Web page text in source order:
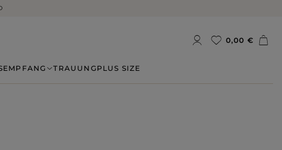
0,00 €
TRAUUNGPLUS SIZE